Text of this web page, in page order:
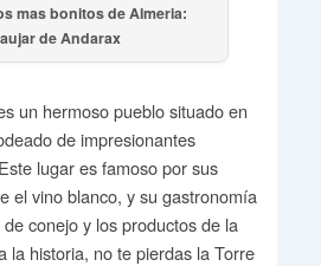
mas bonitos de Almeria:
de Andarax
un hermoso pueblo situado en
de impresionantes
lugar es famoso por sus
el vino blanco, y su gastronomía
conejo y los productos de la
la historia, no te pierdas la Torre